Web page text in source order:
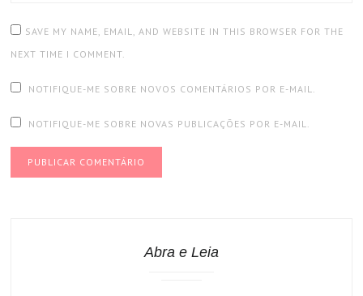
SAVE MY NAME, EMAIL, AND WEBSITE IN THIS BROWSER FOR THE
NEXT TIME I COMMENT.
NOTIFIQUE-ME SOBRE NOVOS COMENTÁRIOS POR E-MAIL.
NOTIFIQUE-ME SOBRE NOVAS PUBLICAÇÕES POR E-MAIL.
Abra e Leia